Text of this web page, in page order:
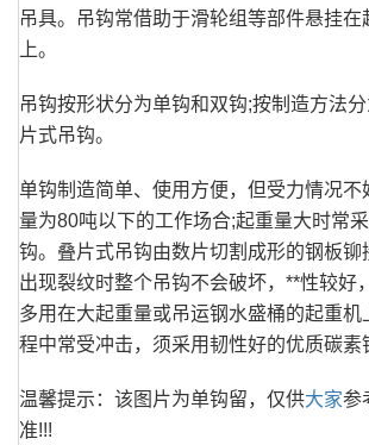
吊具。吊钩常借助于滑轮组等部件悬挂在
上。
吊钩按形状分为单钩和双钩;按制造方法
片式吊钩。
单钩制造简单、使用方便，但受力情况不
量为80吨以下的工作场合;起重量大时常
钩。叠片式吊钩由数片切割成形的钢板铆
出现裂纹时整个吊钩不会破坏，**性较好
多用在大起重量或吊运钢水盛桶的起重机
程中常受冲击，须采用韧性好的优质碳素
温馨提示：该图片为单钩留，仅供大家参
准!!!